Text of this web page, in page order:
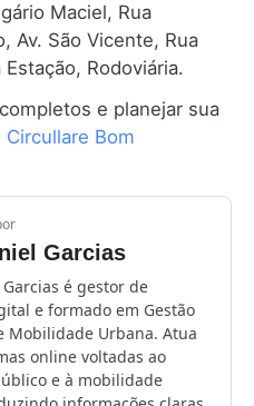
Maciel, Rua
Av. São Vicente, Rua
Rodoviária.
e planejar sua
Circullare Bom
Garcias
é gestor de
e formado em Gestão
Mobilidade Urbana. Atua
online voltadas ao
e à mobilidade